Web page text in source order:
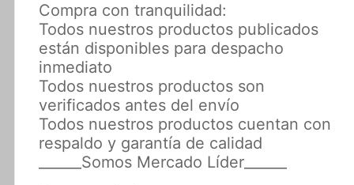
Compra con tranquilidad:
Todos nuestros productos publicados
están disponibles para despacho
inmediato
Todos nuestros productos son
verificados antes del envío
Todos nuestros productos cuentan con
respaldo y garantía de calidad
______Somos Mercado Líder______